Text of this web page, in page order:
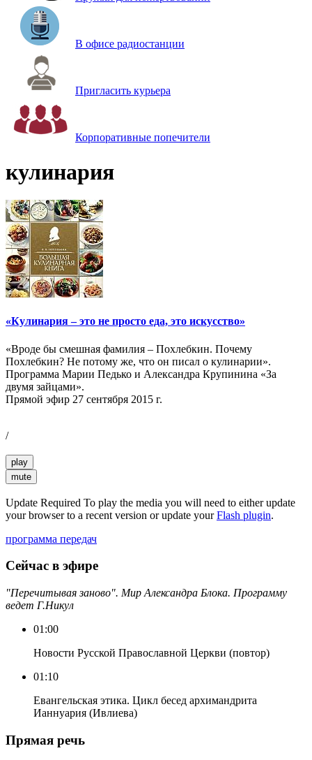
В офисе радиостанции
Пригласить курьера
Корпоративные попечители
кулинария
«Кулинария – это не просто еда, это искусство»
«Вроде бы смешная фамилия – Похлебкин. Почему
Похлебкин? Не потому же, что он писал о кулинарии».
Программа Марии Педько и Александра Крупинина «За
двумя зайцами».
Прямой эфир 27 сентября 2015 г.
/
play
mute
Update Required To play the media you will need to either update
your browser to a recent version or update yourFlash plugin.
программа передач
Сейчас в эфире
"Перечитывая заново". Мир Александра Блока. Программу
ведет Г.Никул
01:00
Новости Русской Православной Церкви (повтор)
01:10
Евангельская этика. Цикл бесед архимандрита
Ианнуария (Ивлиева)
Прямая речь